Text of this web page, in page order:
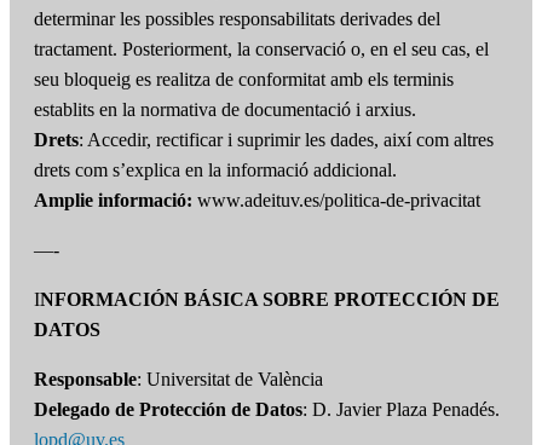
determinar les possibles responsabilitats derivades del
tractament. Posteriorment, la conservació o, en el seu cas, el
seu bloqueig es realitza de conformitat amb els terminis
establits en la normativa de documentació i arxius.
Drets: Accedir, rectificar i suprimir les dades, així com altres
drets com s’explica en la informació addicional.
Amplie informació: www.adeituv.es/politica-de-privacitat
—-
INFORMACIÓN BÁSICA SOBRE PROTECCIÓN DE
DATOS
Responsable: Universitat de València
Delegado de Protección de Datos: D. Javier Plaza Penadés.
lopd@uv.es